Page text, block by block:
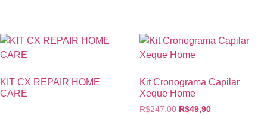
KIT CX REPAIR HOME
CARE
Kit Cronograma Capilar
Xeque Home
R$247,00 R$49,90